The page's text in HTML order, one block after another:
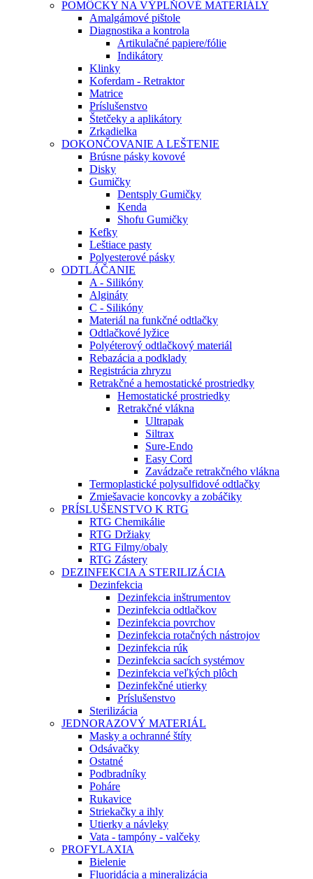
POMÔCKY NA VÝPLŇOVÉ MATERIÁLY
Amalgámové pištole
Diagnostika a kontrola
Artikulačné papiere/fólie
Indikátory
Klinky
Koferdam - Retraktor
Matrice
Príslušenstvo
Štetčeky a aplikátory
Zrkadielka
DOKONČOVANIE A LEŠTENIE
Brúsne pásky kovové
Disky
Gumičky
Dentsply Gumičky
Kenda
Shofu Gumičky
Kefky
Leštiace pasty
Polyesterové pásky
ODTLÁČANIE
A - Silikóny
Algináty
C - Silikóny
Materiál na funkčné odtlačky
Odtlačkové lyžice
Polyéterový odtlačkový materiál
Rebazácia a podklady
Registrácia zhryzu
Retrakčné a hemostatické prostriedky
Hemostatické prostriedky
Retrakčné vlákna
Ultrapak
Siltrax
Sure-Endo
Easy Cord
Zavádzače retrakčného vlákna
Termoplastické polysulfidové odtlačky
Zmiešavacie koncovky a zobáčiky
PRÍSLUŠENSTVO K RTG
RTG Chemikálie
RTG Držiaky
RTG Filmy/obaly
RTG Zástery
DEZINFEKCIA A STERILIZÁCIA
Dezinfekcia
Dezinfekcia inštrumentov
Dezinfekcia odtlačkov
Dezinfekcia povrchov
Dezinfekcia rotačných nástrojov
Dezinfekcia rúk
Dezinfekcia sacích systémov
Dezinfekcia veľkých plôch
Dezinfekčné utierky
Príslušenstvo
Sterilizácia
JEDNORAZOVÝ MATERIÁL
Masky a ochranné štíty
Odsávačky
Ostatné
Podbradníky
Poháre
Rukavice
Striekačky a ihly
Utierky a návleky
Vata - tampóny - valčeky
PROFYLAXIA
Bielenie
Fluoridácia a mineralizácia